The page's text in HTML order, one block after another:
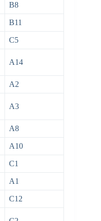
B8
B11
C5
A14
A2
A3
A8
A10
C1
A1
C12